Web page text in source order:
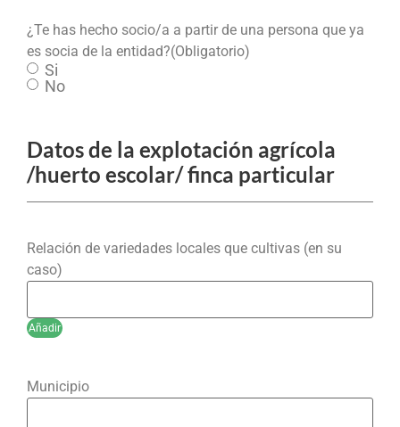
¿Te has hecho socio/a a partir de una persona que ya
es socia de la entidad?(Obligatorio)
Si
No
Datos de la explotación agrícola
/huerto escolar/ finca particular
Relación de variedades locales que cultivas (en su
caso)
Añadir
Municipio